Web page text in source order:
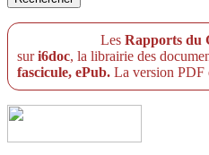
Les Rapports du
suri6doc, la librairie des
fascicule, ePub. La version PDF